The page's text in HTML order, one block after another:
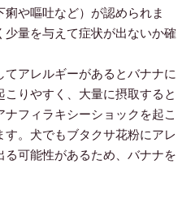
や嘔吐など）が認められま
量を与えて症状が出ないか確
てアレルギーがあるとバナナに
りやすく、大量に摂取すると
フィラキシーショックを起こ
。犬でもブタクサ花粉にアレ
る可能性があるため、バナナを